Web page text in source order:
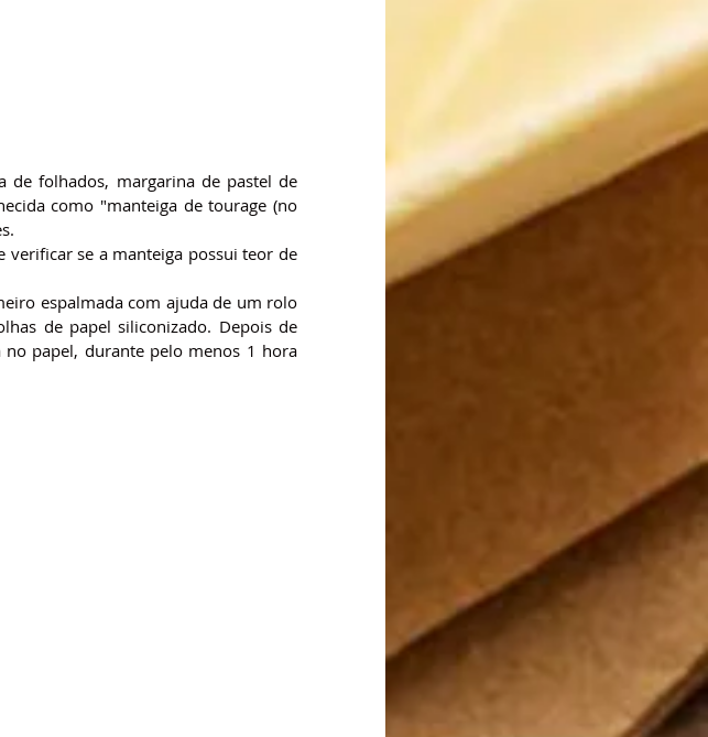
de folhados, margarina de pastel de
como "manteiga de tourage (no
verificar se a manteiga possui teor de
espalmada com ajuda de um rolo
de papel siliconizado. Depois de
papel, durante pelo menos 1 hora